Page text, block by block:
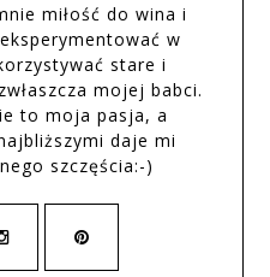
miłość do wina i
w
stare i
mojej babci.
to moja pasja, a
daje mi
szczęścia:-)